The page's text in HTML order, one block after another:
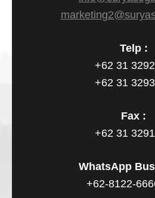
Telp :
+62 31
+62 31
Fax :
+62 31
WhatsApp
+62-8122-